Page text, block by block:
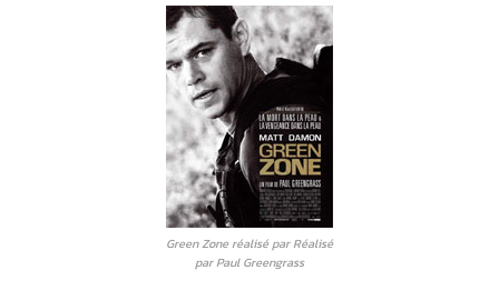
Green Zone réalisé par Réalisé
par Paul Greengrass